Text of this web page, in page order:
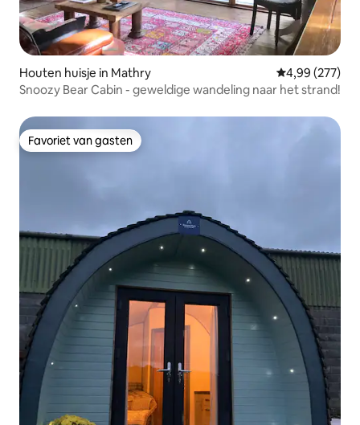
Houten huisje in Mathry Gemiddelde
4,99 (277)
Snoozy Bear Cabin - geweldige wandeling naar het strand!
Favoriet van gasten
Favoriet van gasten